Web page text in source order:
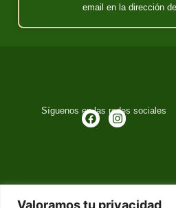
Valoramos tu privacidad
email en la dirección
Síguenos en las redes sociales